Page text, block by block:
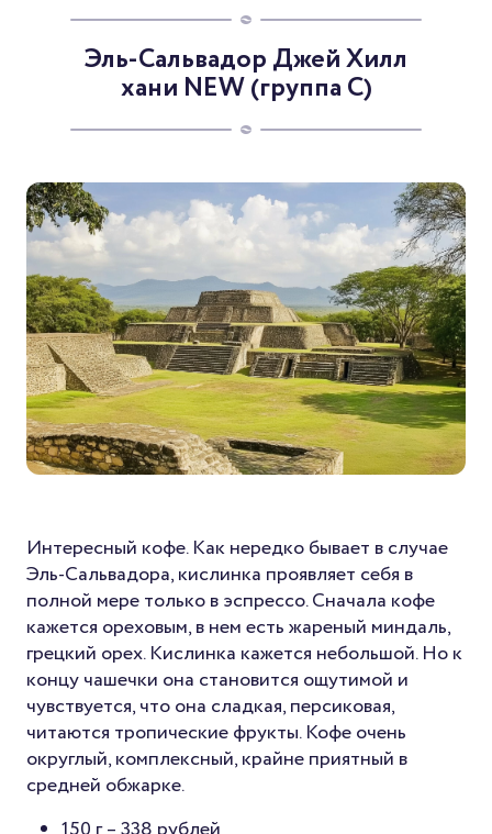
Эль-Сальвадор Джей Хилл
хани NEW (группа C)
Интересный кофе. Как нередко бывает в случае
Эль-Сальвадора, кислинка проявляет себя в
полной мере только в эспрессо. Сначала кофе
кажется ореховым, в нем есть жареный миндаль,
грецкий орех. Кислинка кажется небольшой. Но к
концу чашечки она становится ощутимой и
чувствуется, что она сладкая, персиковая,
читаются тропические фрукты. Кофе очень
округлый, комплексный, крайне приятный в
средней обжарке.